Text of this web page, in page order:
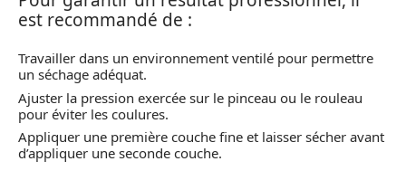
est recommandé de :
Travailler dans un environnement ventilé pour permettre
un séchage adéquat.
Ajuster la pression exercée sur le pinceau ou le rouleau
pour éviter les coulures.
Appliquer une première couche fine et laisser sécher avant
d’appliquer une seconde couche.